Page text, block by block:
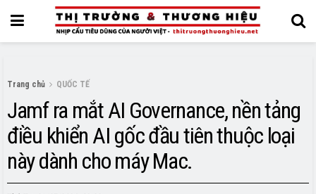
Trang chủ QUỐC TẾ
Jamf ra mắt AI Governance, nền tảng
điều khiển AI gốc đầu tiên thuộc loại
này dành cho máy Mac.